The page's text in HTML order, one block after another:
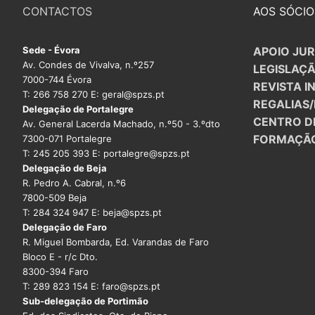
CONTACTOS
Sede - Évora
Av. Condes de Vivalva, n.º257
7000-744 Évora
T: 266 758 270 E: geral@spzs.pt
Delegação de Portalegre
Av. General Lacerda Machado, n.º50 - 3.ºdto
7300-071 Portalegre
T: 245 205 393 E: portalegre@spzs.pt
Delegação de Beja
R. Pedro A. Cabral, n.º6
7800-509 Beja
T: 284 324 947 E: beja@spzs.pt
Delegação de Faro
R. Miguel Bombarda, Ed. Varandas de Faro
Bloco E - r/c Dto.
8300-394 Faro
T: 289 823 154 E: faro@spzs.pt
Sub-delegação de Portimão
AOS
APOIO
REVISTA
CENTRO